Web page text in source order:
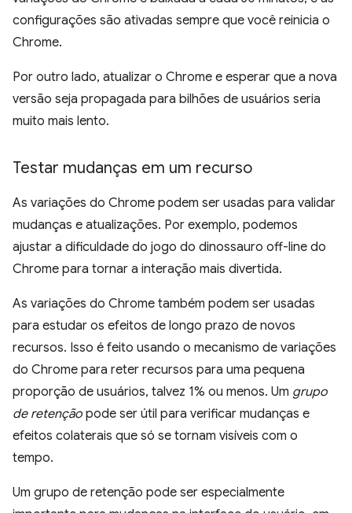
configurações são ativadas sempre que você reinicia o
Chrome.
Por outro lado, atualizar o Chrome e esperar que a nova
versão seja propagada para bilhões de usuários seria
muito mais lento.
Testar mudanças em um recurso
As variações do Chrome podem ser usadas para validar
mudanças e atualizações. Por exemplo, podemos
ajustar a dificuldade do jogo do dinossauro off-line do
Chrome para tornar a interação mais divertida.
As variações do Chrome também podem ser usadas
para estudar os efeitos de longo prazo de novos
recursos. Isso é feito usando o mecanismo de variações
do Chrome para reter recursos para uma pequena
proporção de usuários, talvez 1% ou menos. Um grupo
de retenção pode ser útil para verificar mudanças e
efeitos colaterais que só se tornam visíveis com o
tempo.
Um grupo de retenção pode ser especialmente